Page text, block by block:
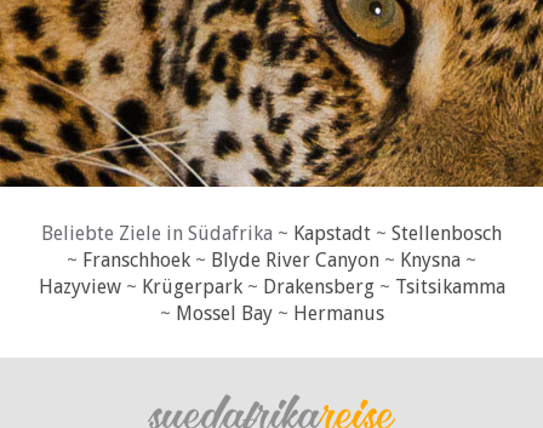
Beliebte Ziele in Südafrika ~ Kapstadt ~ Stellenbosch
~ Franschhoek ~ Blyde River Canyon ~ Knysna ~
Hazyview~ Krügerpark~ Drakensberg~ Tsitsikamma
~ Mossel Bay~ Hermanus